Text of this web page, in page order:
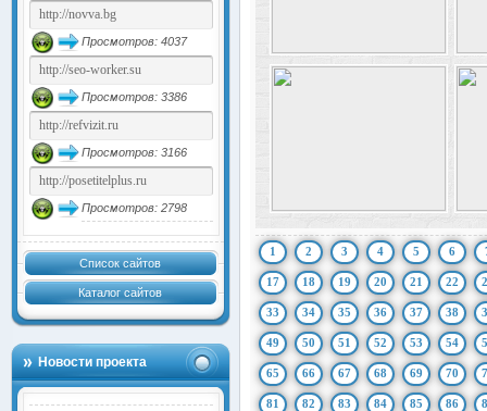
Просмотров: 4037
Просмотров: 3386
Просмотров: 3166
Просмотров: 2798
Список сайтов
Каталог сайтов
Новости проекта
1 2 3 4 5 6
17 18 19 20 21 22
33 34 35 36 37 38
49 50 51 52 53 54
65 66 67 68 69 70
81 82 83 84 85 86